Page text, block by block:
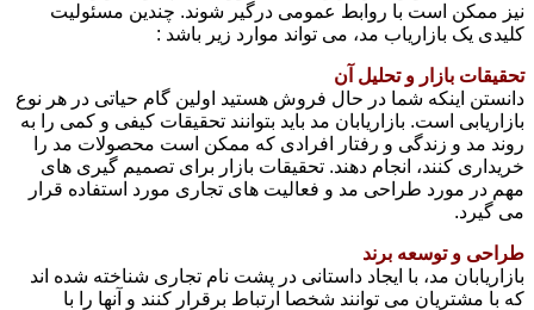
نیز ممکن است با روابط عمومی درگیر شوند. چندین مسئولیت
کلیدی یک بازاریاب مد، می تواند موارد زیر باشد :
تحقیقات بازار و تحلیل آن
دانستن اینکه شما در حال فروش هستید اولین گام حیاتی در هر نوع
بازاریابی است. بازاریابان مد باید بتوانند تحقیقات کیفی و کمی را به
روند مد و زندگی و رفتار افرادی که ممکن است محصولات مد را
خریداری کنند، انجام دهند. تحقیقات بازار برای تصمیم گیری های
مهم در مورد طراحی مد و فعالیت های تجاری مورد استفاده قرار
می گیرد.
طراحی و توسعه برند
بازاریابان مد، با ایجاد داستانی در پشت نام تجاری شناخته شده اند
که با مشتریان می توانند شخصا ارتباط برقرار کنند و آنها را با